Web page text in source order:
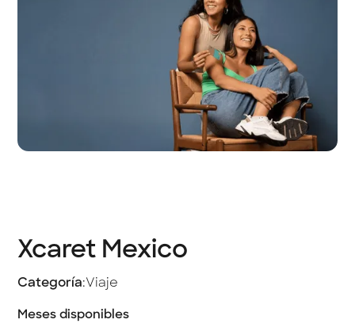
Xcaret Mexico
Categoría:Viaje
Meses disponibles